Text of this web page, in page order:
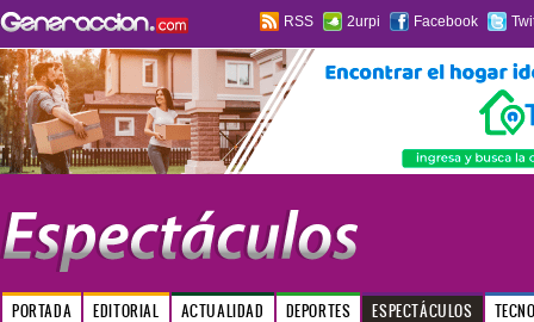
RSS 2urpi Facebook
PORTADA EDITORIAL ACTUALIDAD DEPORTES ESPECTÁCULOS